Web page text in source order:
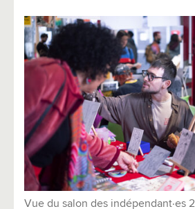
Vue du salon des indépendant·es